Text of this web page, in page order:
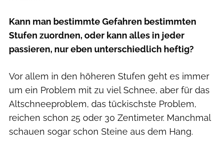
Kann man bestimmte Gefahren bestimmten
Stufen zuordnen, oder kann alles in jeder
passieren, nur eben unterschiedlich heftig?
Vor allem in den höheren Stufen geht es immer
um ein Problem mit zu viel Schnee, aber für das
Altschneeproblem, das tückischste Problem,
reichen schon 25 oder 30 Zentimeter. Manchmal
schauen sogar schon Steine aus dem Hang.